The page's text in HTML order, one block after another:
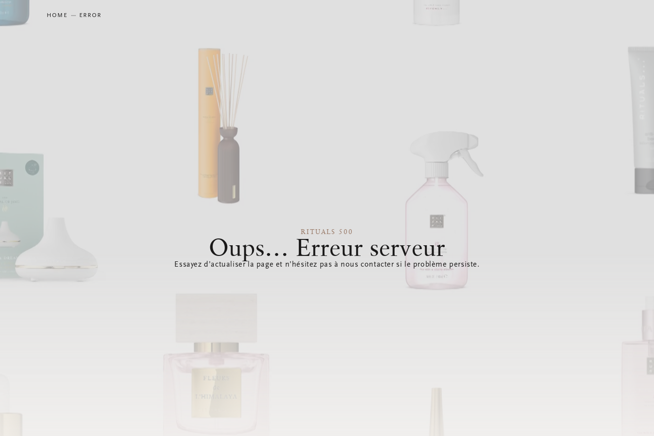
HOME ERROR
RITUALS 500
Oups… Erreur serveur
Essayez d’actualiser la page et n’hésitez pas à nous contacter si le problème persiste.